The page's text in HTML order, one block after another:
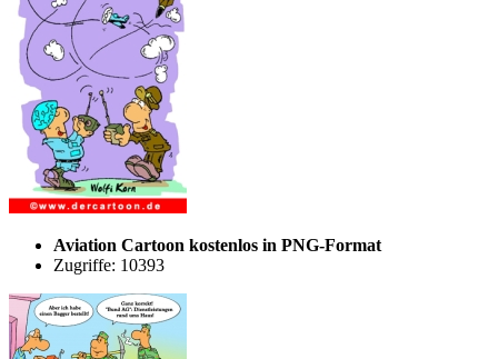
Aviation Cartoon kostenlos in PNG-Format
Zugriffe: 10393